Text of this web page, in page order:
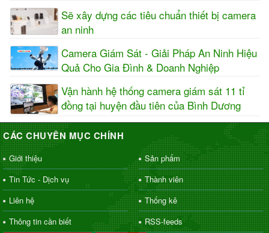
Sẽ xây dựng các tiêu chuẩn thiết bị camera
an ninh
Camera Giám Sát - Giải Pháp An Ninh Hiệu
Quả Cho Gia Đình & Doanh Nghiệp
Vận hành hệ thống camera giám sát 11 tỉ
đồng tại huyện đầu tiên của Bình Dương
CÁC CHUYÊN MỤC CHÍNH
Giới thiệu
Sản phẩm
Tin Tức - Dịch vụ
Thành viên
Liên hệ
Thống kê
Thông tin cần biết
RSS-feeds